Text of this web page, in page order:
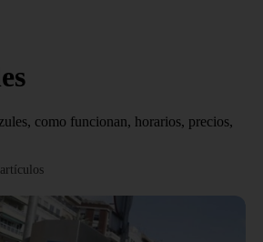
como funcionan, horarios, precios,